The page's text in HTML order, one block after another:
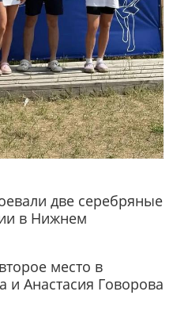
две серебряные
в Нижнем
место в
и Анастасия Говорова